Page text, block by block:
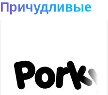
Причудливые